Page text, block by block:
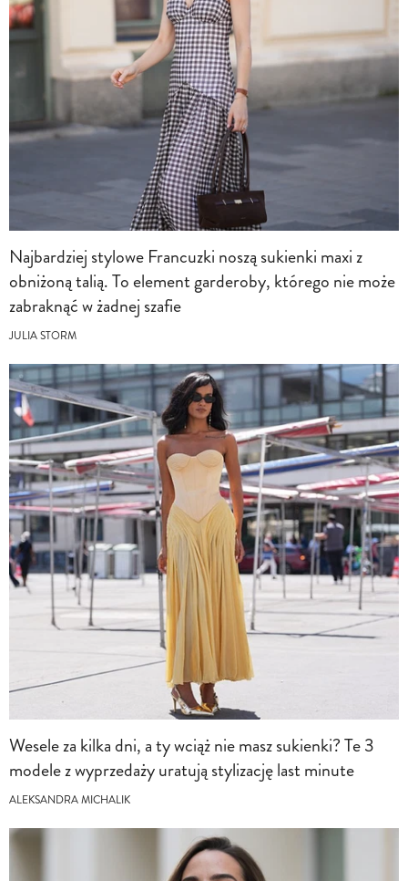
Najbardziej stylowe Francuzki noszą sukienki maxi z
obniżoną talią. To element garderoby, którego nie może
zabraknąć w żadnej szafie
JULIA STORM
Wesele za kilka dni, a ty wciąż nie masz sukienki? Te 3
modele z wyprzedaży uratują stylizację last minute
ALEKSANDRA MICHALIK